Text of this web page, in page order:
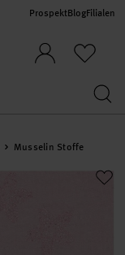
ProspektBlogFilialen
Musselin Stoffe